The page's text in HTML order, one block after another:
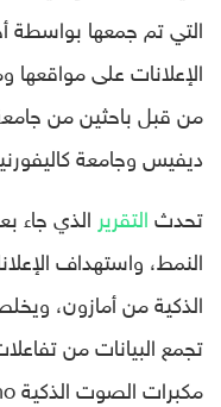
الإعلانات على مواقعها
من قبل باحثين من
ديفيس وجامعة
تحدثالتقرير الذي جاء
النمط، واستهداف
الذكية من أمازون،